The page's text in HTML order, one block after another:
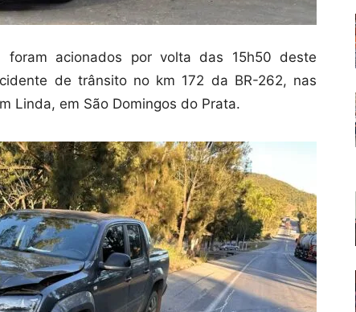
foram acionados por volta das 15h50 deste
de trânsito no km 172 da BR-262, nas
Linda, em São Domingos do Prata.